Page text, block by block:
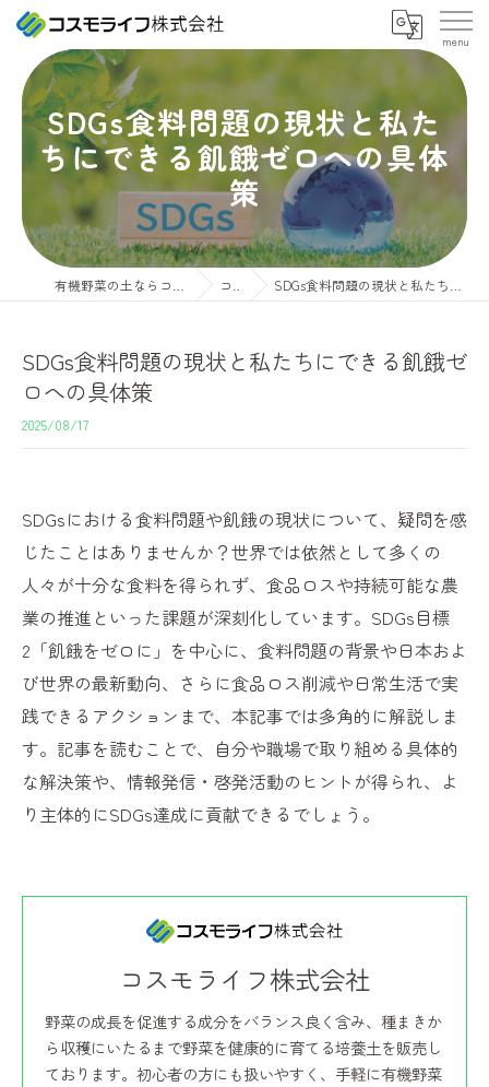
SDGs食料問題の現状と私た
ちにできる飢餓ゼロへの具体
策
コラム SDGs食料問題の現状と私たちにできる飢餓ゼロへの具体策
SDGs食料問題の現状と私たちにできる飢餓ゼ
ロへの具体策
2025/08/17
SDGsにおける食料問題や飢餓の現状について、疑問を感
じたことはありませんか？世界では依然として多くの
人々が十分な食料を得られず、食品ロスや持続可能な農
業の推進といった課題が深刻化しています。SDGs目標
2「飢餓をゼロに」を中心に、食料問題の背景や日本およ
び世界の最新動向、さらに食品ロス削減や日常生活で実
践できるアクションまで、本記事では多角的に解説しま
す。記事を読むことで、自分や職場で取り組める具体的
な解決策や、情報発信・啓発活動のヒントが得られ、よ
り主体的にSDGs達成に貢献できるでしょう。
コスモライフ株式会社
野菜の成長を促進する成分をバランス良く含み、種まきか
ら収穫にいたるまで野菜を健康的に育てる培養土を販売し
ております。初心者の方にも扱いやすく、手軽に有機野菜